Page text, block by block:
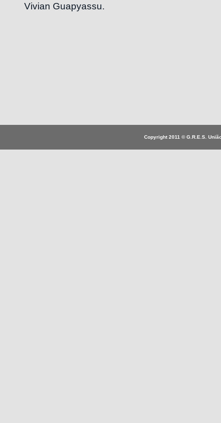
Vivian Guapyassu.
Copyright 2011 © G.R.E.S.